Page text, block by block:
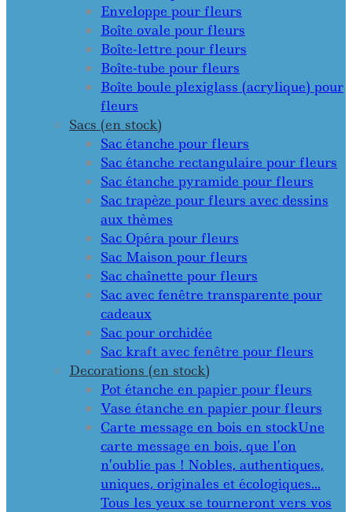
Enveloppe pour fleurs
Boîte ovale pour fleurs
Boîte-lettre pour fleurs
Boîte-tube pour fleurs
Boîte boule plexiglass (acrylique) pour
fleurs
Sacs (en stock)
Sac étanche pour fleurs
Sac étanche rectangulaire pour fleurs
Sac étanche pyramide pour fleurs
Sac trapèze pour fleurs avec dessins
aux thèmes
Sac Opéra pour fleurs
Sac Maison pour fleurs
Sac chaînette pour fleurs
Sac avec fenêtre transparente pour
cadeaux
Sac pour orchidée
Sac kraft avec fenêtre pour fleurs
Decorations (en stock)
Pot étanche en papier pour fleurs
Vase étanche en papier pour fleurs
Carte message en bois en stockUne
carte message en bois, que l’on
n’oublie pas ! Nobles, authentiques,
uniques, originales et écologiques…
Tous les yeux se tourneront vers vos